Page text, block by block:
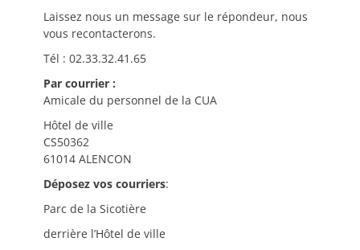
Laissez nous un message sur le répondeur, nous
vous recontacterons.
Tél : 02.33.32.41.65
Par courrier :
Amicale du personnel de la CUA
Hôtel de ville
CS50362
61014 ALENCON
Déposez vos courriers:
Parc de la Sicotière
derrière l’Hôtel de ville